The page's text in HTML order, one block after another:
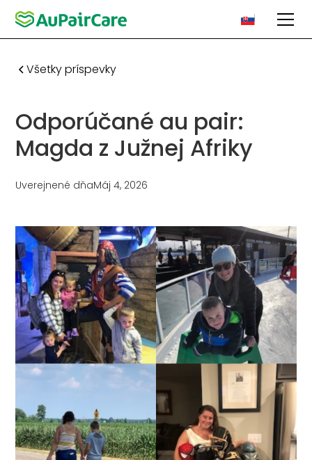
Všetky príspevky
Odporúčané au pair:
Magda z Južnej Afriky
Uverejnené dňaMáj 4, 2026